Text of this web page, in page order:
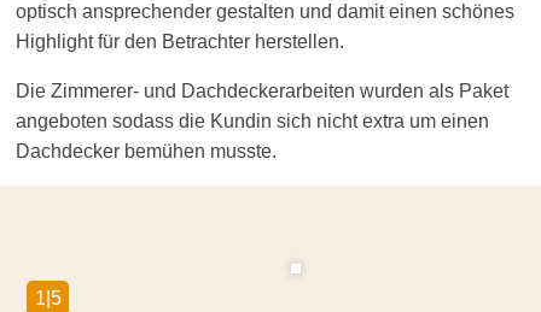
optisch anspre­chender gestalten und damit einen schönes
Highlight für den Betrachter herstellen.
Die Zimmerer- und Dachde­cker­a­r­beiten wurden als Paket
angeboten sodass die Kundin sich nicht extra um einen
Dachdecker bemühen musste.
1|5